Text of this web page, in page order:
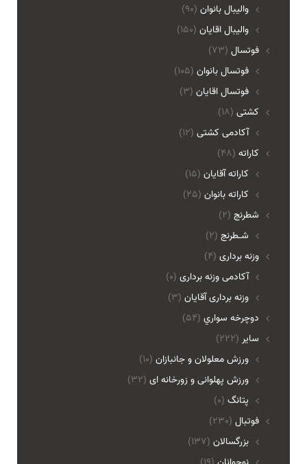
واليبال بانوان (90)
واليبال اقايان (150)
(73) فوتسال
فوتسال بانوان (105)
فوتسال اقايان (3)
(18) کشتی
آکادمی کشتی (12)
(48) کاراته
کاراته آقایان (15)
کاراته بانوان (25)
(2) شطرنج
شـطرنج (2)
(4) وزنه برداری
آکادمی وزنه برداری (0)
وزنه برداری آقایان (3)
(54) دوچرخه سواري
(222) ساير
ورزش معلولان و جانبازان (10)
ورزش پهلوانی و زورخانه ای (32)
پتانگ (0)
(230) فوتبال
بزرگسالان (137)